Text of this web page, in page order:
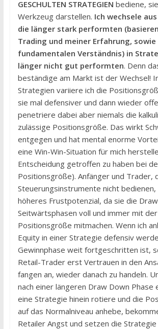
GESCHULTEN STRATEGIEN bediene,
Werkzeug darstellen. Ich wechsele
die länger stark performten
Trading und meiner Erfahrung, sowie
fundamentalen Verständnis) in
länger nicht gut performten. Denn
beständige am Markt ist der Wechsel!
Strategien variiere ich die
sie mal defensiver und dann wieder
penetriere dabei aber niemals die
zulässige Positionsgröße. Das wirkt
entgegen und hat mental enorme
eine Win-Win-Situation für mich
Entscheidung getroffen zu haben bei
Positionsgröße). Anfänger und Trader,
Steuerungsinstrumente nicht bedienen,
höheres Frustpotenzial, da sie die
Seitwärtsphasen voll und immer mit
Positionsgröße mitmachen. Wenn ich
Equity in einer Strategie defensiv
Gewinnphase weit fortgeschritten ist,
Retail-Trader erst Vertrauen in den
fangen an, wieder danach zu handeln.
nach einer längeren Draw Down Phase
eine Strategie hinein rotiere und die
auf das Normalniveau anhebe,
Retailer Angst und setzen die Strategie